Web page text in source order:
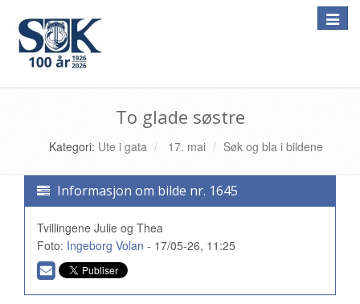
Toggle
To glade søstre
Kategori: Ute i gata 17. mai Søk og bla i bildene
Informasjon om bilde nr. 1645
Tvillingene Julie og Thea
Foto: Ingeborg Volan - 17/05-26, 11:25